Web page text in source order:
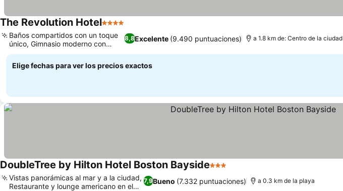
The Revolution Hotel4 Estrellas
8,8Excelente (9.490 puntuaciones)
Baños compartidos con un toque
único, Gimnasio moderno con
Peloton
a 1.8 km de: Centro de la ciudad
Elige fechas para ver los precios exactos
DoubleTree by Hilton Hotel Boston Bayside3 Estrellas
7,9Bueno (7.332 puntuaciones)
Vistas panorámicas al mar y a la ciudad,
Restaurante y lounge americano en el
a 0.3 km de la playa